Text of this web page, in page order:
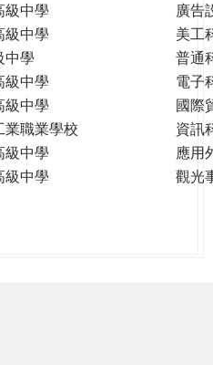
級中學
廣告
級中學
美工
中學
普通
級中學
電子
級中學
國際
業職業學校
資訊
級中學
應用
級中學 觀光